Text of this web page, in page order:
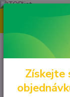
Nenašli jste tu
Získejte